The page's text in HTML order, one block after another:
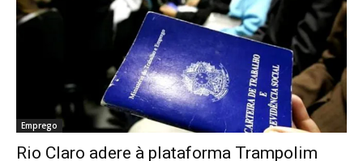
Emprego
Rio Claro adere à plataforma Trampolim